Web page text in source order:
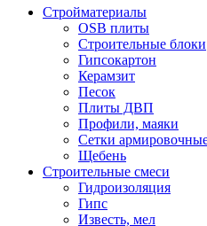
Стройматериалы
OSB плиты
Строительные блоки
Гипсокартон
Керамзит
Песок
Плиты ДВП
Профили, маяки
Сетки
Щебень
Строительные смеси
Гидроизоляция
Гипс
Известь, мел